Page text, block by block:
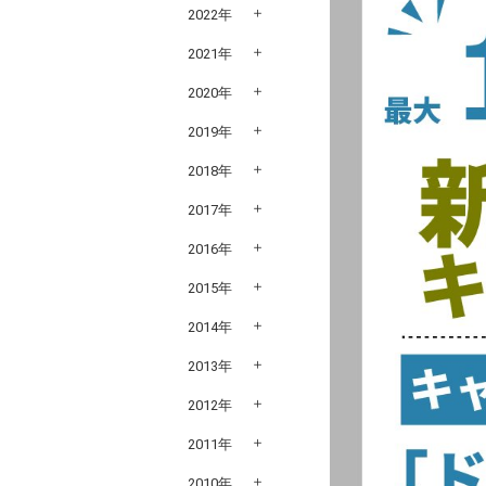
2022年
2021年
2020年
2019年
2018年
2017年
2016年
2015年
2014年
2013年
2012年
2011年